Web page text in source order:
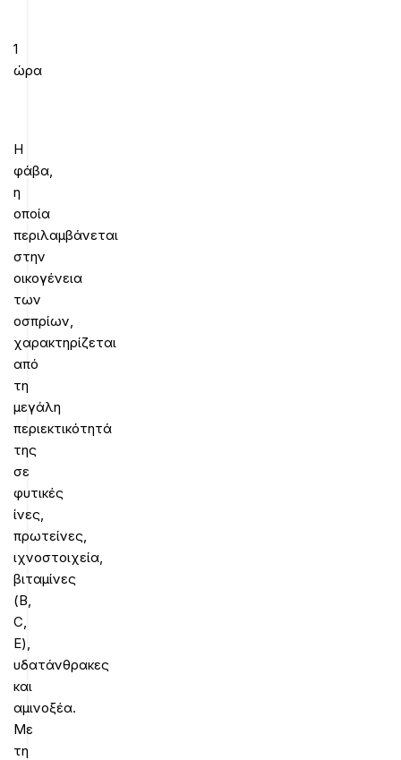
1
ώρα
Η
φάβα,
η
οποία
περιλαμβάνεται
στην
οικογένεια
των
οσπρίων,
χαρακτηρίζεται
από
τη
μεγάλη
περιεκτικότητά
της
σε
φυτικές
ίνες,
πρωτείνες,
ιχνοστοιχεία,
βιταμίνες
(Β,
C,
E),
υδατάνθρακες
και
αμινοξέα.
Με
τη